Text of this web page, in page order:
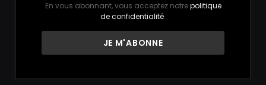
En vous abonnant, vous acceptez notrepolitique
de confidentialité.